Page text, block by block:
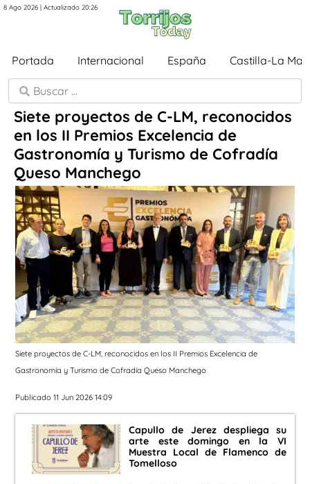
8 Ago 2026 | Actualizado 20:26
Portada Internacional España Castilla-La
Siete proyectos de C-LM, reconocidos
en los II Premios Excelencia de
Gastronomía y Turismo de Cofradía
Queso Manchego
Siete proyectos de C-LM, reconocidos en los II Premios Excelencia de
Gastronomía y Turismo de Cofradía Queso Manchego
Publicado 11 Jun 2026 14:09
Capullo de Jerez despliega su
arte este domingo en la VI
Muestra Local de Flamenco de
Tomelloso